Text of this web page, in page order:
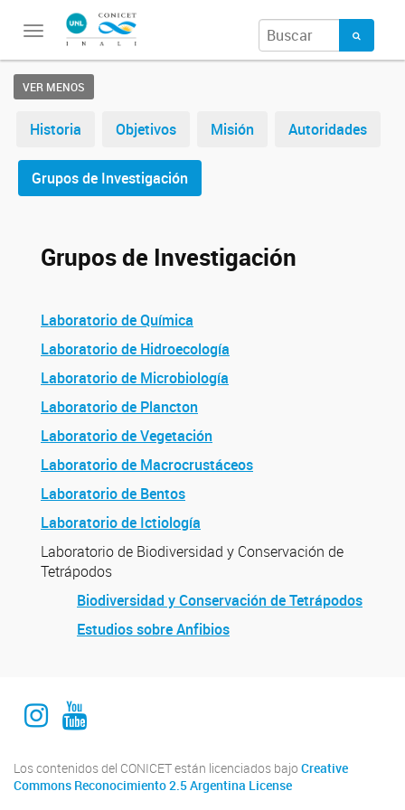
Toggle
VER MENOS
Historia Objetivos Misión Autoridades
Grupos de Investigación
Grupos de Investigación
Laboratorio de Química
Laboratorio de Hidroecología
Laboratorio de Microbiología
Laboratorio de Plancton
Laboratorio de Vegetación
Laboratorio de Macrocrustáceos
Laboratorio de Bentos
Laboratorio de Ictiología
Laboratorio de Biodiversidad y Conservación de
Tetrápodos
Biodiversidad y Conservación de Tetrápodos
Estudios sobre Anfibios
Instagram Institucional
Youtube Comuniación INALI
Los contenidos del CONICET están licenciados bajo Creative
Commons Reconocimiento 2.5 Argentina License